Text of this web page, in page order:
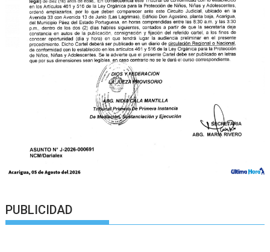
PUBLICIDAD